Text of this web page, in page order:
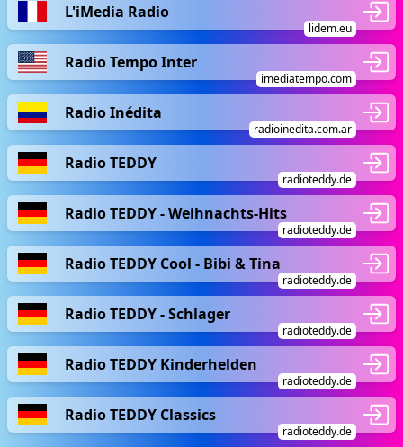
L'iMedia Radio
lidem.eu
Radio Tempo Inter
imediatempo.com
Radio Inédita
radioinedita.com.ar
Radio TEDDY
radioteddy.de
Radio TEDDY - Weihnachts-Hits
radioteddy.de
Radio TEDDY Cool - Bibi & Tina
radioteddy.de
Radio TEDDY - Schlager
radioteddy.de
Radio TEDDY Kinderhelden
radioteddy.de
Radio TEDDY Classics
radioteddy.de